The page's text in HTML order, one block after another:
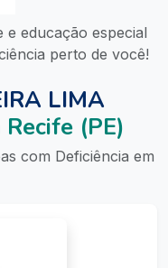
e educação especial
perto de você!
LIMA
(PE)
com Deficiência em